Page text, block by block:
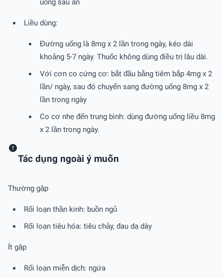
uống sau ăn
Liều dùng:
Đường uống là 8mg x 2 lần trong ngày, kéo dài
khoảng 5-7 ngày. Thuốc không dùng điều trị lâu dài.
Với cơn co cứng cơ: bắt đầu bằng tiêm bắp 4mg x 2
lần/ ngày, sau đó chuyển sang đường uống 8mg x 2
lần trong ngày
Co cơ nhẹ đến trung bình: dùng đường uống liều 8mg
x 2 lần trong ngày.
Tác dụng ngoài ý muốn
Thường gặp
Rối loạn thần kinh: buồn ngủ
Rối loạn tiêu hóa: tiêu chảy, đau dạ dày
Ít gặp
Rối loạn miễn dịch: ngứa